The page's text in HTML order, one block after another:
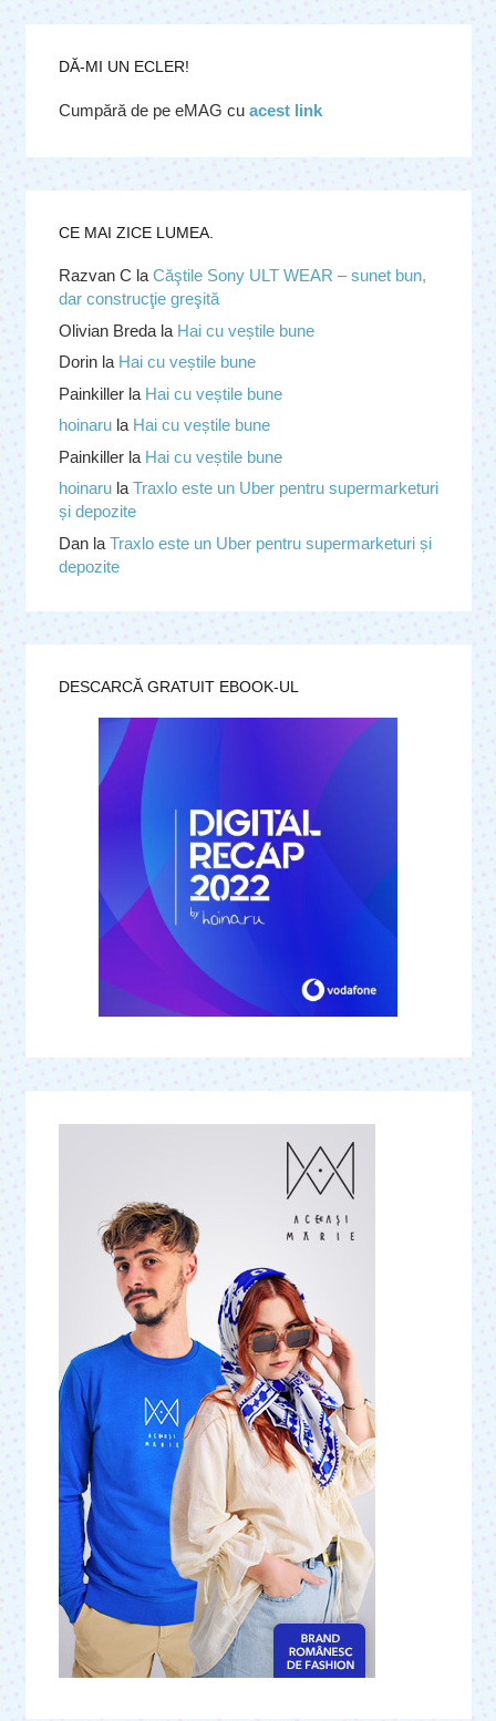
DĂ-MI UN ECLER!
Cumpără de pe eMAG cu acest link
CE MAI ZICE LUMEA.
Razvan C la Căştile Sony ULT WEAR – sunet bun,
dar construcţie greşită
Olivian Bredala Hai cu veștile bune
Dorinla Hai cu veștile bune
Painkillerla Hai cu veștile bune
hoinarula Hai cu veștile bune
Painkillerla Hai cu veștile bune
hoinarula Traxlo este un Uber pentru supermarketuri
și depozite
Danla Traxlo este un Uber pentru supermarketuri și
depozite
DESCARCĂ GRATUIT EBOOK-UL